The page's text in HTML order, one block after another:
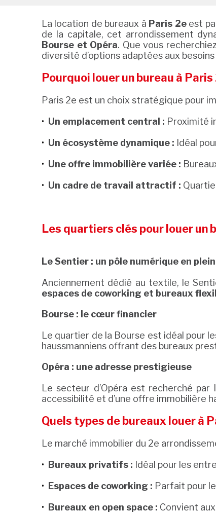
La location de bureaux à Paris 2eest
de la capitale, cet arrondissement
Bourse et Opéra. Que vous
diversité d’options adaptées aux
Pourquoi louer un bureau à Paris
Paris 2e est un choix stratégique pour
Un emplacement central : Proximité
Un écosystème dynamique : Idéal
Une offre immobilière variée :
Un cadre de travail attractif :
Les quartiers clés pour louer un
Le Sentier : un pôle numérique en
Anciennement dédié au textile, le
espaces de coworking et bureaux
Bourse : le cœur financier
Le quartier de la Bourse est idéal pour
haussmanniens offrant des bureaux
Opéra : une adresse prestigieuse
Le secteur d’Opéra est recherché
accessibilité et d’une offre immobilière
Quels types de bureaux louer à
Le marché immobilier du 2e
Bureaux privatifs : Idéal pour les
Espaces de coworking : Parfait pour
Bureaux en open space : Convient